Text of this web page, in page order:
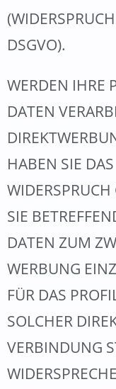
DSGVO).
WERDEN IHRE
DATEN
HABEN SIE
SIE
DATEN ZUM
WERBUNG
FÜR DAS
SOLCHER
VERBINDUNG